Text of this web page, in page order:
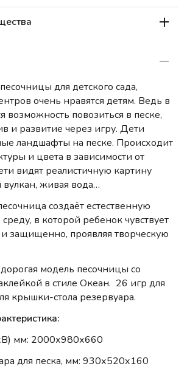
для детского сада,
очень нравятся детям. Ведь в
возможность повозиться в песке,
и развитие через игру. Дети
ландшафты на песке. Происходит
и цвета в зависимости от
видят реалистичную картину
живая вода…
создаёт естественную
в которой ребенок чувствует
защищенно, проявляя творческую
модель песочницы со
в стиле Океан. 26 игр для
крышки-стола резервуара.
мм: 2000х980х660
для песка, мм: 930х520х160